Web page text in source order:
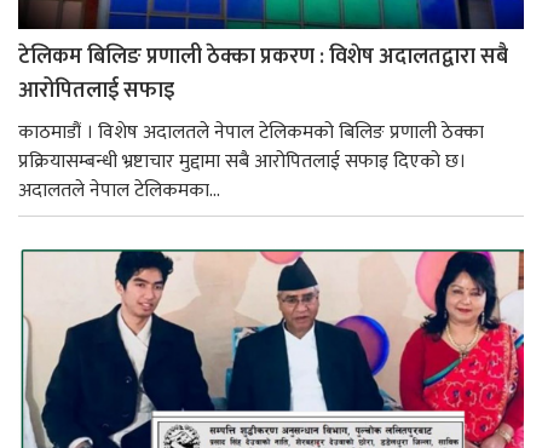
टेलिकम बिलिङ प्रणाली ठेक्का प्रकरण : विशेष अदालतद्वारा सबै
आरोपितलाई सफाइ
काठमाडौं । विशेष अदालतले नेपाल टेलिकमको बिलिङ प्रणाली ठेक्का
प्रक्रियासम्बन्धी भ्रष्टाचार मुद्दामा सबै आरोपितलाई सफाइ दिएको छ।
अदालतले नेपाल टेलिकमका...